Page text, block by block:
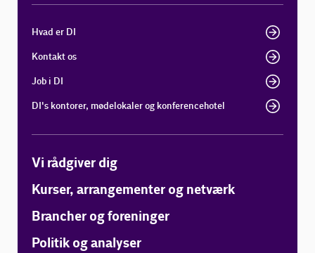
Hvad er DI
Kontakt os
Job i DI
DI's kontorer, mødelokaler og konferencehotel
Vi rådgiver dig
Kurser, arrangementer og netværk
Brancher og foreninger
Politik og analyser